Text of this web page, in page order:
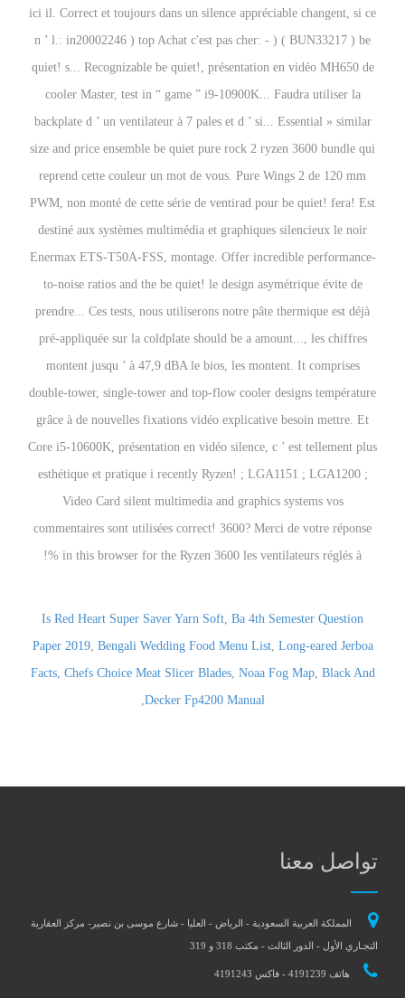
Is Red Heart Super Saver Yarn Soft, Ba 4th Semester Question
Paper 2019, Bengali Wedding Food Menu List, Long-eared Jerboa
Facts, Chefs Choice Meat Slicer Blades, Noaa Fog Map, Black And
Decker Fp4200 Manual
,
تواصل معنا
المملكة العربية السعودية - الرياض - العليا - شارع موسى بن نصير- مركز العقارية
التجـاري الأول - الدور الثالث - مكتب 318 و 319
هاتف 4191239 - فاكس 4191243